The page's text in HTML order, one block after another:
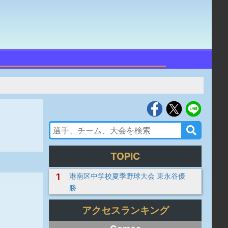
TOPIC
1
港南区中学校夏季野球大会 東永谷優
勝
アクセスランキング